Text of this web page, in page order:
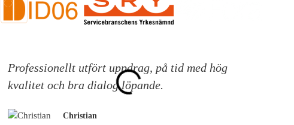
Professionellt utfört uppdrag, på tid med hög
kvalitet och bra dialog löpande.
Christian